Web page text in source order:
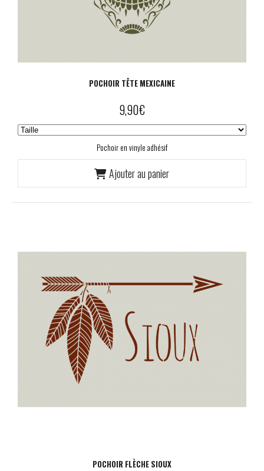
POCHOIR TÊTE MEXICAINE
9,90€
Pochoir en vinyle adhésif
Ajouter au panier
POCHOIR FLÈCHE SIOUX